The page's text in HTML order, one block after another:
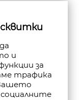
и
за
трафика